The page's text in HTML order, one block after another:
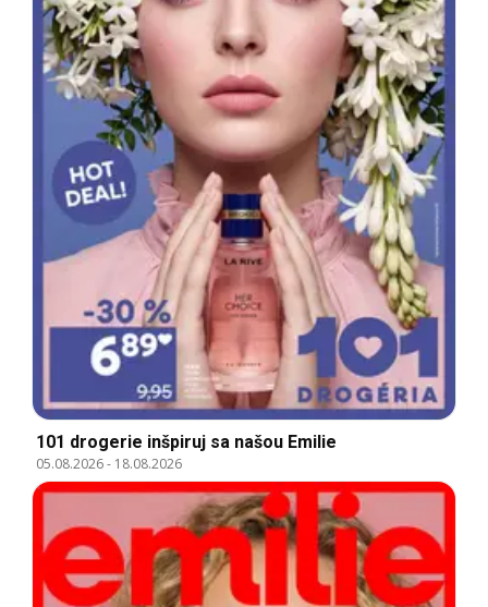
101 drogerie inšpiruj sa našou Emilie
05.08.2026- 18.08.2026